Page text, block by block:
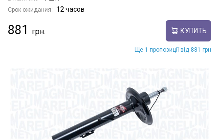
Срок ожидания: 12 часов
881 КУПИТЬ
Ще 1 пропозиції від 881 грн